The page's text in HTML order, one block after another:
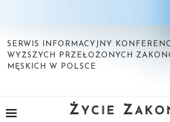
SERWIS INFORMACYJNY
WYŻSZYCH PRZEŁOŻONYCH
MĘSKICH W POLSCE